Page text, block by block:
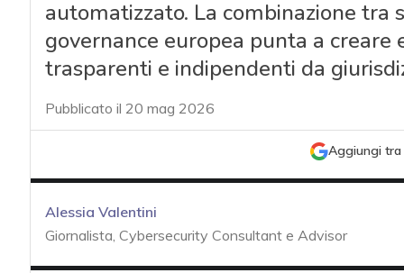
automatizzato. La combinazione
governance europea punta a
trasparenti e indipendenti da
Pubblicato il 20 mag 2026
Aggiungi tra
Alessia Valentini
Giornalista, Cybersecurity Consultant e Advisor